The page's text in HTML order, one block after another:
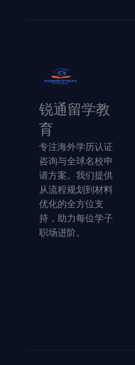
锐通留学教
育
专注海外学历认证
咨询与全球名校申
请方案。我们提供
从流程规划到材料
优化的全方位支
持，助力每位学子
职场进阶。